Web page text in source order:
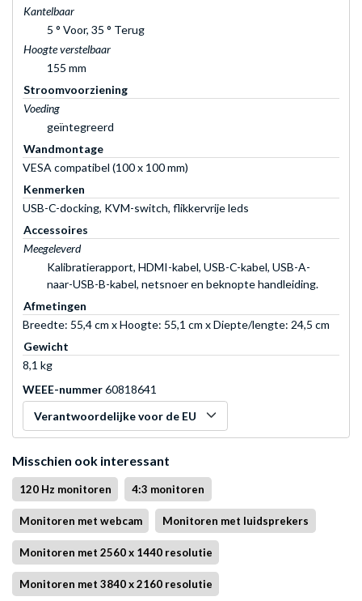
Kantelbaar
5 ° Voor, 35 ° Terug
Hoogte verstelbaar
155 mm
Stroomvoorziening
Voeding
geïntegreerd
Wandmontage
VESA compatibel (100 x 100 mm)
Kenmerken
USB-C-docking, KVM-switch, flikkervrije leds
Accessoires
Meegeleverd
Kalibratierapport, HDMI-kabel, USB-C-kabel, USB-A-
naar-USB-B-kabel, netsnoer en beknopte handleiding.
Afmetingen
Breedte: 55,4 cm x Hoogte: 55,1 cm x Diepte/lengte: 24,5 cm
Gewicht
8,1 kg
WEEE-nummer60818641
Verantwoordelijke voor de EU
Misschien ook interessant
120 Hz monitoren 4:3 monitoren
Monitoren met webcam Monitoren met luidsprekers
Monitoren met 2560 x 1440 resolutie
Monitoren met 3840 x 2160 resolutie